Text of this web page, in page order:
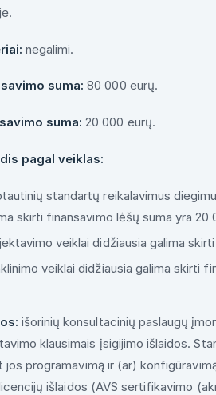
negalimi.
suma: 80 000 eurų.
suma:20 000 eurų.
pagal veiklas:
standartų reikalavimus
skirti finansavimo lėšų suma yra 20
veiklai didžiausia galima
veiklai didžiausia galima skirti
išorinių konsultacinių paslaugų
klausimais įsigijimo išlaidos.
jos programavimą ir (ar)
išlaidos (AVS sertifikavimo